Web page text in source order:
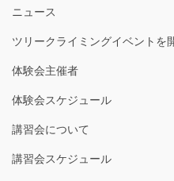
ニュース
ツリークライミングイベントを
体験会主催者
体験会スケジュール
講習会について
講習会スケジュール